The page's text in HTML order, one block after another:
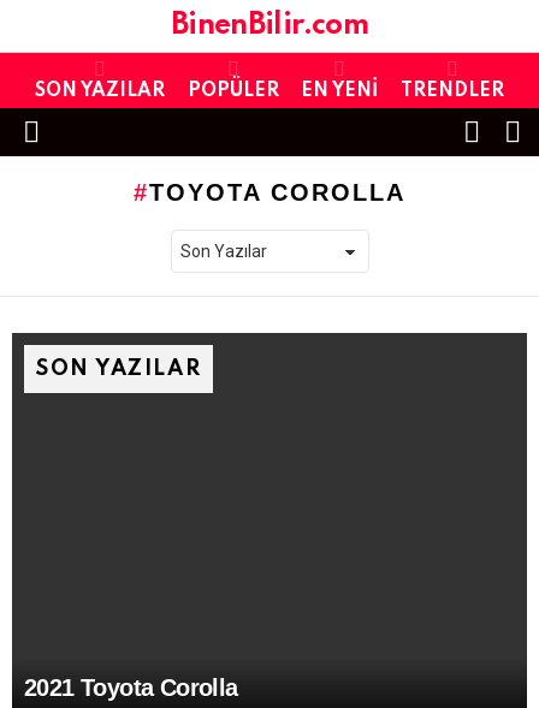
BinenBilir.com
SON YAZILAR POPÜLER EN YENI TRENDLER
Menu
TOYOTA COROLLA
SON YAZILAR
2021 Toyota Corolla